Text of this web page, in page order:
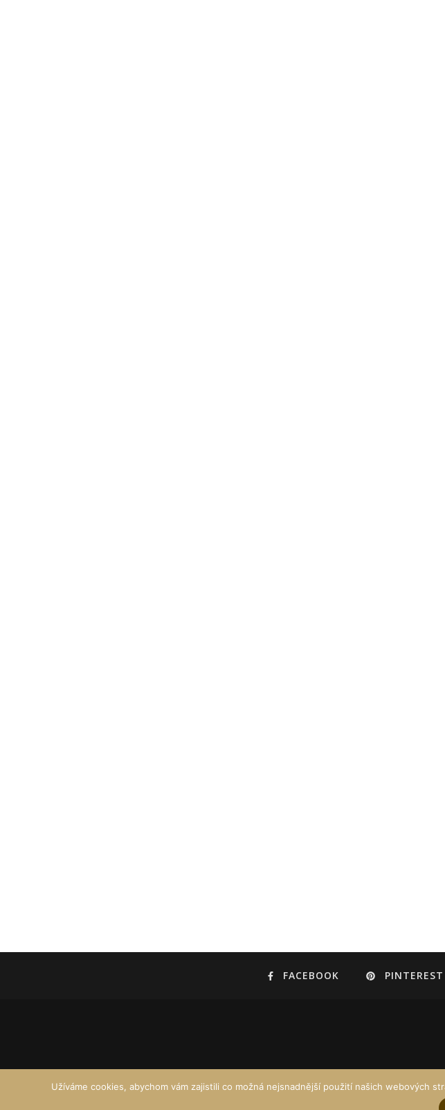
FACEBOOK PINTEREST
Užíváme cookies, abychom vám zajistili co možná nejsnadnější použití našich webových